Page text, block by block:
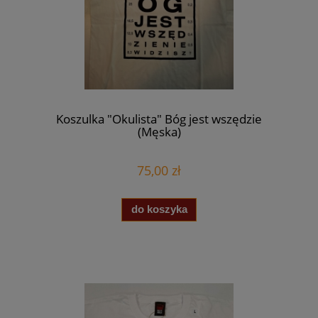
Koszulka "Okulista" Bóg jest wszędzie
(Męska)
75,00 zł
do koszyka